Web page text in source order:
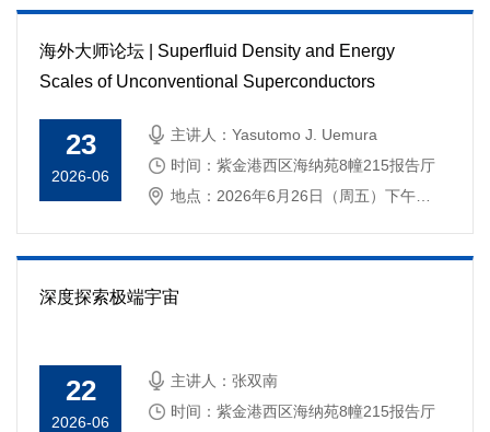
海外大师论坛 | Superfluid Density and Energy
Scales of Unconventional Superconductors
23
2026-06
主讲人：Yasutomo J. Uemura
时间：紫金港西区海纳苑8幢215报告厅
地点：2026年6月26日（周五）下午
深度探索极端宇宙
22
2026-06
主讲人：张双南
时间：紫金港西区海纳苑8幢215报告厅